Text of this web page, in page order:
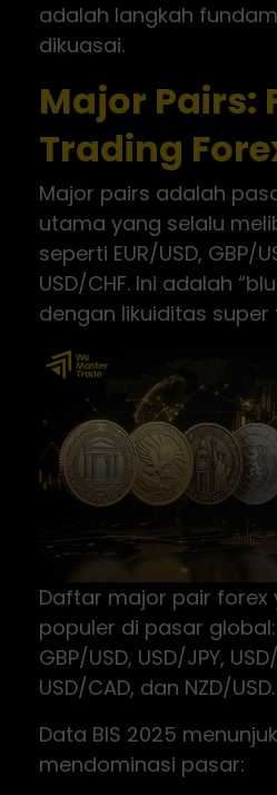
adalah langkah
dikuasai.
Major Pairs:
Trading
Major pairs adalah
utama yang selalu
seperti EUR/USD, GBP/
USD/CHF. Ini adalah
dengan likuiditas super
Daftar major pair forex
populer di pasar global:
GBP/USD, USD/JPY,
USD/CAD, dan NZD/USD.
Data BIS 2025
mendominasi pasar: